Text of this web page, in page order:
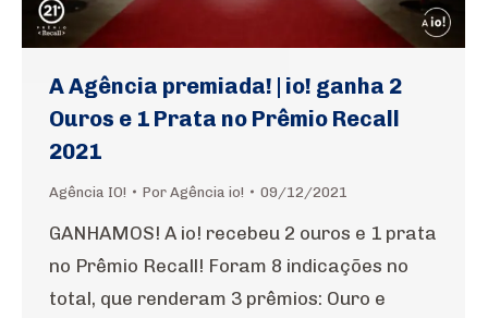
A Agência premiada! | io! ganha 2
Ouros e 1 Prata no Prêmio Recall
2021
Agência IO! Por Agência io! 09/12/2021
GANHAMOS! A io! recebeu 2 ouros e 1 prata
no Prêmio Recall! Foram 8 indicações no
total, que renderam 3 prêmios: Ouro e